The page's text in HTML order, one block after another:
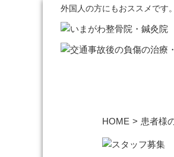
外国人の方にもおススメです
HOME > 患者様